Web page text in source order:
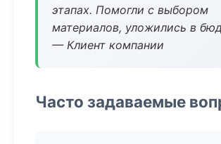
этапах. Помогли с выбором
материалов, уложились в
— Клиент компании
Часто задаваемые